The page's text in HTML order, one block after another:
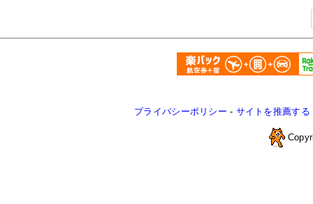
プライバシーポリシー - サイトを推薦する